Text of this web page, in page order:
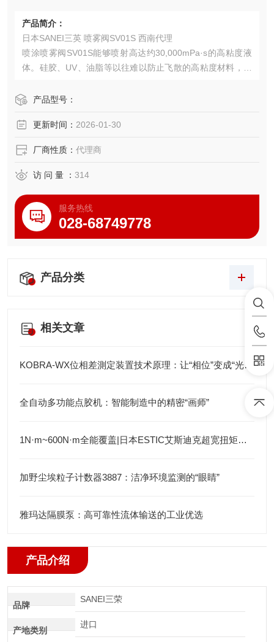
产品简介：
日本SANEI三英 喷雾阀SV01S 西南代理
喷涂喷雾阀SV01S能够喷射高达约30,000mPa·s的高粘度液
体。硅胶、UV、油脂等以往难以防止飞散的高粘度材料，现
即使对于高达 30,000mPa·s 的高粘度材料也可以进行喷雾控
与硅胶、UV 材料、环氧树脂和油脂等高粘度液体兼容。
与控制器 SVC620S 一起使用
产品型号：
更新时间： 2026-01-30
厂商性质： 代理商
访 问 量 ： 314
服务热线
028-68749778
产品分类
相关文章
KOBRA-WX位相差測定装置技术原理：让“相位”变成“光强”
全自动多功能点胶机：智能制造中的精密“画师”
1N·m~600N·m全能覆盖|日本ESTIC艾斯迪克超宽扭矩弯头枪
加野尘埃粒子计数器3887：洁净环境监测的“眼睛”
雅玛达隔膜泵：高可靠性流体输送的工业优选
产品介绍
品牌
SANEI三荣
产地类别
进口